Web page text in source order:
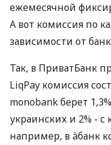
ежемесячной
А вот комиссия по
зависимости от
Так, в ПриватБанк
LiqPay комиссия
monobank берет
украинских и 2% - с
например, в àбанк